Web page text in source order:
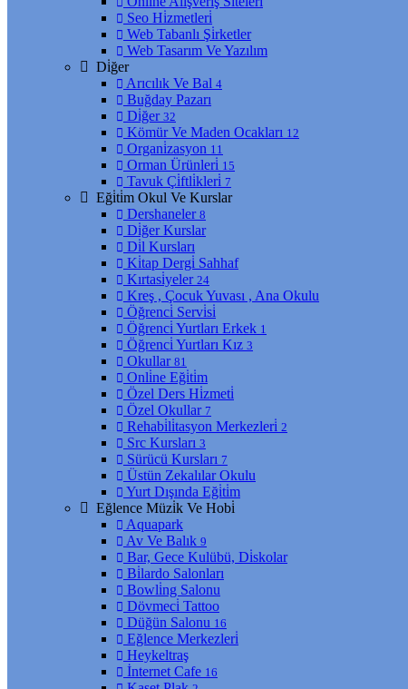
Seo Hi̇zmetleri̇
Web Tabanlı Şi̇rketler
Web Tasarım Ve Yazılım
Di̇ğer
Arıcılık Ve Bal 4
Buğday Pazarı
Di̇ğer 32
Kömür Ve Maden Ocakları 12
Organi̇zasyon 11
Orman Ürünleri̇ 15
Tavuk Çi̇ftli̇kleri̇ 7
Eği̇ti̇m Okul Ve Kurslar
Dershaneler 8
Di̇ğer Kurslar
Di̇l Kursları
Ki̇tap Dergi̇ Sahhaf
Kırtasi̇yeler 24
Kreş , Çocuk Yuvası , Ana Okulu
Öğrenci̇ Servi̇si̇
Öğrenci̇ Yurtları Erkek 1
Öğrenci̇ Yurtları Kız 3
Okullar 81
Onli̇ne Eği̇ti̇m
Özel Ders Hi̇zmeti̇
Özel Okullar 7
Rehabi̇li̇tasyon Merkezleri̇ 2
Src Kursları 3
Sürücü Kursları 7
Üstün Zekalılar Okulu
Yurt Dışında Eği̇ti̇m
Eğlence Müzi̇k Ve Hobi̇
Aquapark
Av Ve Balık 9
Bar, Gece Kulübü, Di̇skolar
Bi̇lardo Salonları
Bowli̇ng Salonu
Dövmeci̇ Tattoo
Düğün Salonu 16
Eğlence Merkezleri̇
Heykeltraş
İnternet Cafe 16